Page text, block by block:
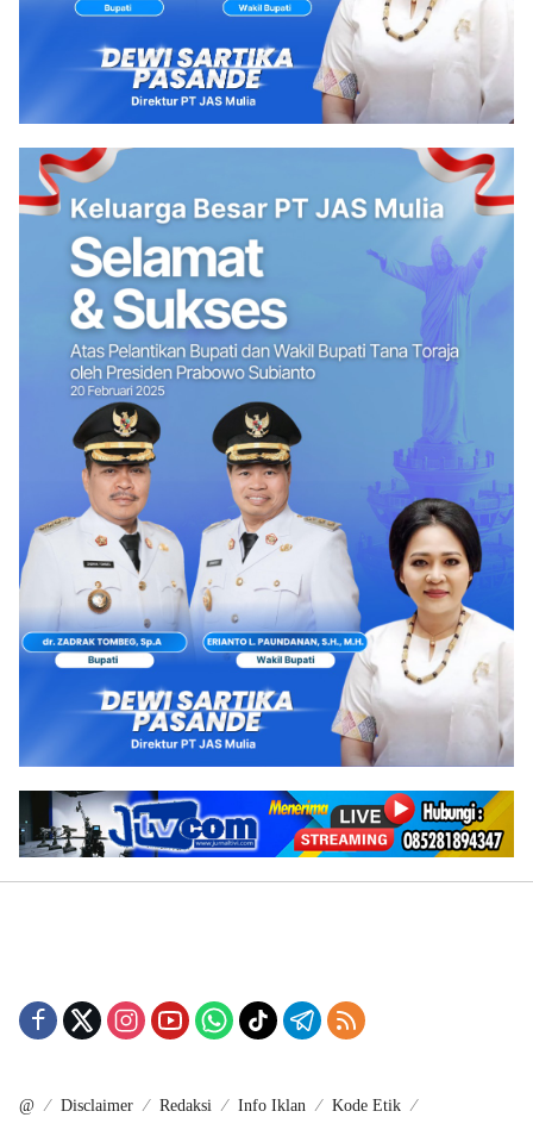
@ Disclaimer Redaksi Info Iklan
Kode Etik